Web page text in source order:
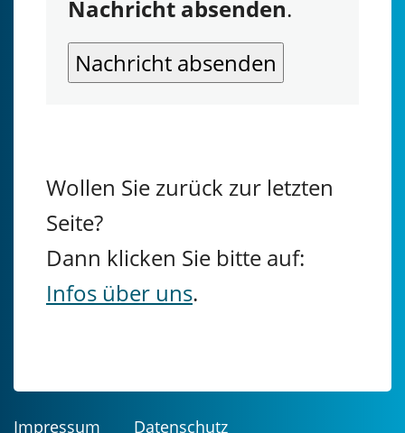
Nachricht absenden.
Wollen Sie zurück zur letzten
Seite?
Dann klicken Sie bitte auf:
Infos über uns.
Impressum Datenschutz